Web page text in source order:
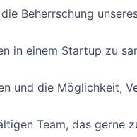
Beherrschung
in einem Startup zu
und die Möglichkeit,
Team, das gerne